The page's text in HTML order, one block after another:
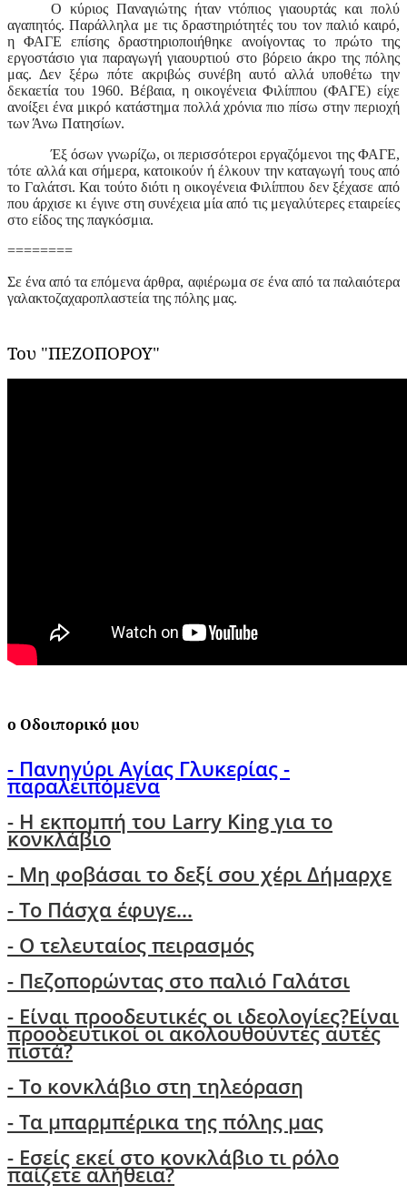
Ο κύριος Παναγιώτης ήταν ντόπιος γιαουρτάς και πολύ
αγαπητός. Παράλληλα με τις δραστηριότητές του τον παλιό καιρό,
η ΦΑΓΕ επίσης δραστηριοποιήθηκε ανοίγοντας το πρώτο της
εργοστάσιο για παραγωγή γιαουρτιού στο βόρειο άκρο της πόλης
μας. Δεν ξέρω πότε ακριβώς συνέβη αυτό αλλά υποθέτω την
δεκαετία του 1960. Βέβαια, η οικογένεια Φιλίππου (ΦΑΓΕ) είχε
ανοίξει ένα μικρό κατάστημα πολλά χρόνια πιο πίσω στην περιοχή
των Άνω Πατησίων.
Έξ όσων γνωρίζω, οι περισσότεροι εργαζόμενοι της ΦΑΓΕ,
τότε αλλά και σήμερα, κατοικούν ή έλκουν την καταγωγή τους από
το Γαλάτσι. Και τούτο διότι η οικογένεια Φιλίππου δεν ξέχασε από
που άρχισε κι έγινε στη συνέχεια μία από τις μεγαλύτερες εταιρείες
στο είδος της παγκόσμια.
========
Σε ένα από τα επόμενα άρθρα, αφιέρωμα σε ένα από τα παλαιότερα
γαλακτοζαχαροπλαστεία της πόλης μας.
Του "ΠΕΖΟΠΟΡΟΥ"
ο Οδοιπορικό μου
- Πανηγύρι Αγίας Γλυκερίας -
παραλειπόμενα
- Η εκπομπή του Larry King για το
κονκλάβιο
- Μη φοβάσαι το δεξί σου χέρι Δήμαρχε
-Το Πάσχα έφυγε...
- Ο τελευταίος πειρασμός
- Πεζοπορώντας στο παλιό Γαλάτσι
- Είναι προοδευτικές οι ιδεολογίες?Είναι
προοδευτικοί οι ακολουθούντες αυτές
πιστά?
- Τo κονκλάβιο στη τηλεόραση
- Τα μπαρμπέρικα της πόλης μας
- Εσείς εκεί στο κονκλάβιο τι ρόλο
παίζετε αλήθεια?